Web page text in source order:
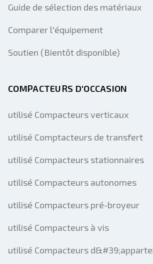
Guide de sélection des matériaux
Comparer l'équipement
Soutien (Bientôt disponible)
COMPACTEURS D'OCCASION
utilisé Compacteurs verticaux
utilisé Comptacteurs de transfert
utilisé Compacteurs stationnaires
utilisé Compacteurs autonomes
utilisé Compacteurs pré-broyeur
utilisé Compacteurs à vis
utilisé Compacteurs